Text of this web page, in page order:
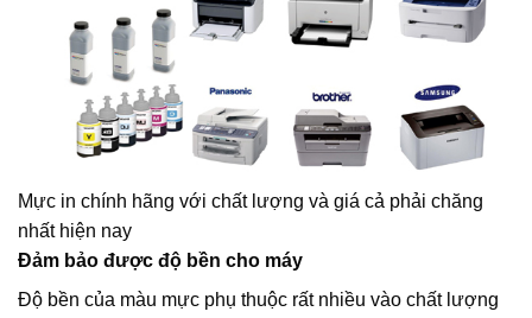
Mực in chính hãng với chất lượng và giá cả phải chăng
nhất hiện nay
Đảm bảo được độ bền cho máy
Độ bền của màu mực phụ thuộc rất nhiều vào chất lượng